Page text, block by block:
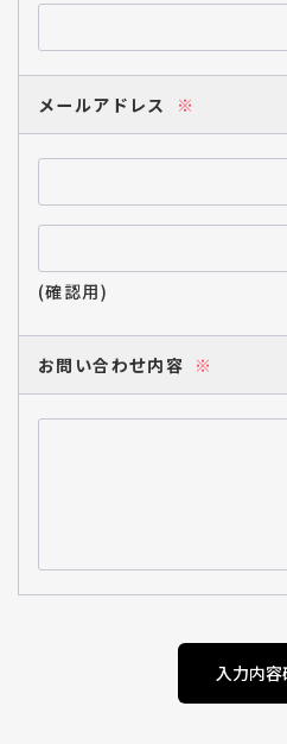
メールアドレス ※
(確認用)
お問い合わせ内容 ※